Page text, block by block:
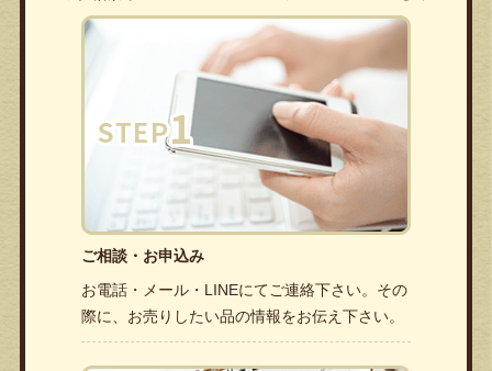
ご相談・お申込み
お電話・メール・LINEにてご連絡下さい。その
際に、お売りしたい品の情報をお伝え下さい。